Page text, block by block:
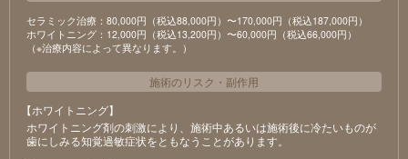
セラミック治療：80,000円（税込88,000円）〜170,000円（税込187,000円）
ホワイトニング：12,000円（税込13,200円）〜60,000円（税込66,000円）
（※治療内容によって異なります。）
施術のリスク ・ 副作用
【ホワイトニング】
ホワイトニング剤の刺激により、施術中あるいは施術後に冷たいものが
⻭にしみる知覚過敏症状をともなうことがあります。